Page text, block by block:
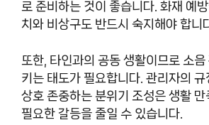
로 준비하는 것이 좋습니다. 화재 예
치와 비상구도 반드시 숙지해야 합니
또한, 타인과의 공동 생활이므로 소음
키는 태도가 필요합니다. 관리자의 규
상호 존중하는 분위기 조성은 생활
필요한 갈등을 줄일 수 있습니다.